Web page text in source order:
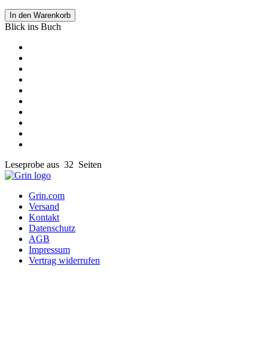
In den Warenkorb
Blick ins Buch
Leseprobe aus 32 Seiten
Grin.com
Versand
Kontakt
Datenschutz
AGB
Impressum
Vertrag widerrufen